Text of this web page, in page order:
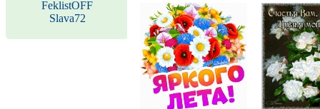
FeklistOFF
Slava72